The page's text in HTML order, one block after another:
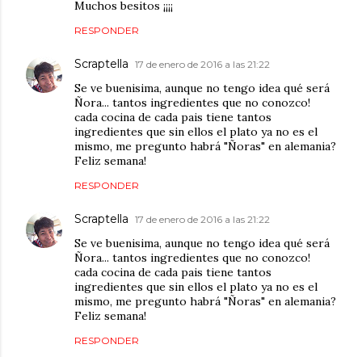
Muchos besitos ¡¡¡¡
RESPONDER
Scraptella 17 de enero de 2016 a las 21:22
Se ve buenisima, aunque no tengo idea qué será
Ñora... tantos ingredientes que no conozco!
cada cocina de cada pais tiene tantos
ingredientes que sin ellos el plato ya no es el
mismo, me pregunto habrá "Ñoras" en alemania?
Feliz semana!
RESPONDER
Scraptella 17 de enero de 2016 a las 21:22
Se ve buenisima, aunque no tengo idea qué será
Ñora... tantos ingredientes que no conozco!
cada cocina de cada pais tiene tantos
ingredientes que sin ellos el plato ya no es el
mismo, me pregunto habrá "Ñoras" en alemania?
Feliz semana!
RESPONDER